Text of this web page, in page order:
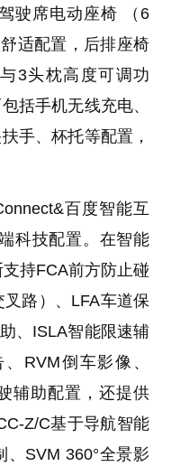
驶席电动座椅 （6
适配置，后排座椅
3头枕高度可调功
括手机无线充电、
手、杯托等配置，
百度智能互
科技配置。在智能
持FCA前方防止碰
路）、LFA车道保
、ISLA智能限速辅
RVM倒车影像、
辅助配置，还提供
Z/C基于导航智能
SVM 360°全景影